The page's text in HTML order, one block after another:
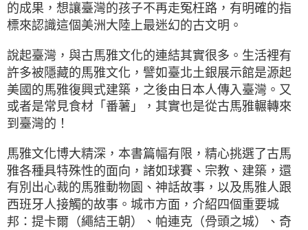
的成果，想讓臺灣的孩子不再走冤枉路，有明確的指
標來認識這個美洲大陸上最迷幻的古文明。
說起臺灣，與古馬雅文化的連結其實很多。生活裡有
許多被隱藏的馬雅文化，譬如臺北土銀展示館是源起
美國的馬雅復興式建築，之後由日本人傳入臺灣。又
或者是常見食材「番薯」，其實也是從古馬雅輾轉來
到臺灣的！
馬雅文化博大精深，本書篇幅有限，精心挑選了古馬
雅各種具特殊性的面向，諸如球賽、宗教、建築，還
有別出心裁的馬雅動物園、神話故事，以及馬雅人跟
西班牙人接觸的故事。城市方面，介紹四個重要城
邦：提卡爾（繩結王朝）、帕連克（骨頭之城）、奇